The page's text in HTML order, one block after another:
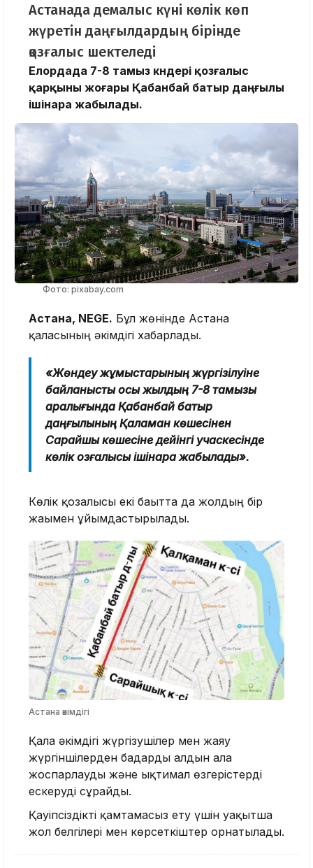
Астанада демалыс күні көлік көп
жүретін даңғылдардың бірінде
қозғалыс шектеледі
Елордада 7-8 тамыз күндері қозғалыс
қарқыны жоғары Қабанбай батыр даңғылы
ішінара жабылады.
Фото: pixabay.com
Астана, NEGE. Бұл жөнінде Астана
қаласының әкімдігі хабарлады.
«Жөндеу жұмыстарының жүргізілуіне
байланысты осы жылдың 7-8 тамызы
аралығында Қабанбай батыр
даңғылының Қалқаман көшесінен
Сарайшық көшесіне дейінгі учаскесінде
көлік қозғалысы ішінара жабылады».
Көлік қозғалысы екі бағытта да жолдың бір
жағымен ұйымдастырылады.
Астана әкімдігі
Қала әкімдігі жүргізушілер мен жаяу
жүргіншілерден бағдарды алдын ала
жоспарлауды және ықтимал өзгерістерді
ескеруді сұрайды.
Қауіпсіздікті қамтамасыз ету үшін уақытша
жол белгілері мен көрсеткіштер орнатылады.